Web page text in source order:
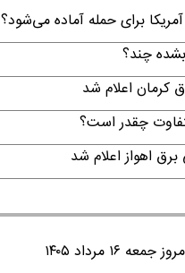
برای حمله آماده می‌شود؟
چقدر است؟
۱۴۰۵